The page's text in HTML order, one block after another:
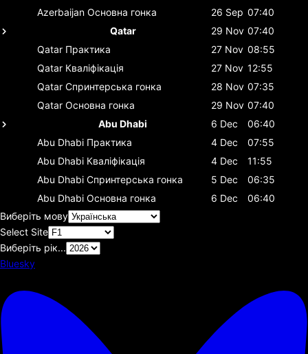
Azerbaijan Основна гонка 26 Sep 07:40
Qatar
29 Nov 07:40
Qatar Практика 27 Nov 08:55
Qatar Кваліфікація 27 Nov 12:55
Qatar Спринтерська гонка 28 Nov 07:35
Qatar Основна гонка 29 Nov 07:40
Abu Dhabi
6 Dec
06:40
Abu Dhabi Практика 4 Dec
07:55
Abu Dhabi Кваліфікація 4 Dec
11:55
Abu Dhabi Спринтерська гонка 5 Dec
06:35
Abu Dhabi Основна гонка 6 Dec
06:40
Виберіть мову
Select Site
Виберіть рік...
Bluesky